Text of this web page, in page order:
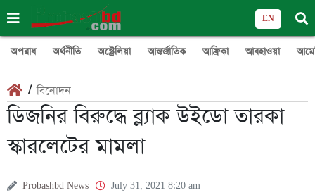
EN
অপরাধ অর্থনীতি অস্ট্রেলিয়া আন্তর্জাতিক আফ্রিকা আবহাওয়া
/বিনোদন
ডিজনির বিরুদ্ধে ব্ল্যাক উইডো তারকা
স্কারলেটের মামলা
Probashbd News July 31, 2021 8:20 am